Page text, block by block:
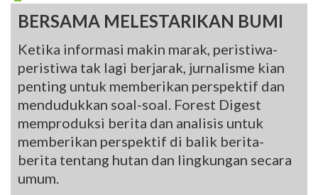
BERSAMA MELESTARIKAN BUMI
Ketika informasi makin marak, peristiwa-
peristiwa tak lagi berjarak, jurnalisme kian
penting untuk memberikan perspektif dan
mendudukkan soal-soal. Forest Digest
memproduksi berita dan analisis untuk
memberikan perspektif di balik berita-
berita tentang hutan dan lingkungan secara
umum.